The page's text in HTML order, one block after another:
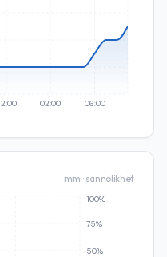
02:00 06:00
mm · sannolikhet
50%
75%
100%